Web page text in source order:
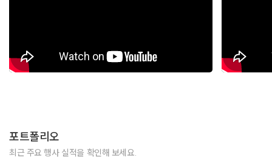
포트폴리오
최근 주요 행사 실적을 확인해 보세요.